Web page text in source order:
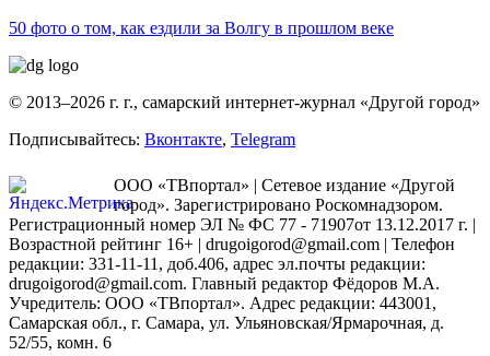
50 фото о том, как ездили за Волгу в прошлом веке
© 2013–2026 г. г., самарский интернет-журнал «Другой город»
Подписывайтесь: Вконтакте, Telegram
ООО «ТВпортал» | Сетевое издание «Другой
город». Зарегистрировано Роскомнадзором.
Регистрационный номер ЭЛ № ФС 77 - 71907от 13.12.2017 г. |
Возрастной рейтинг 16+ | drugoigorod@gmail.com | Телефон
редакции: 331-11-11, доб.406, адрес эл.почты редакции:
drugoigorod@gmail.com. Главный редактор Фёдоров М.А.
Учредитель: ООО «ТВпортал». Адрес редакции: 443001,
Самарская обл., г. Самара, ул. Ульяновская/Ярмарочная, д.
52/55, комн. 6